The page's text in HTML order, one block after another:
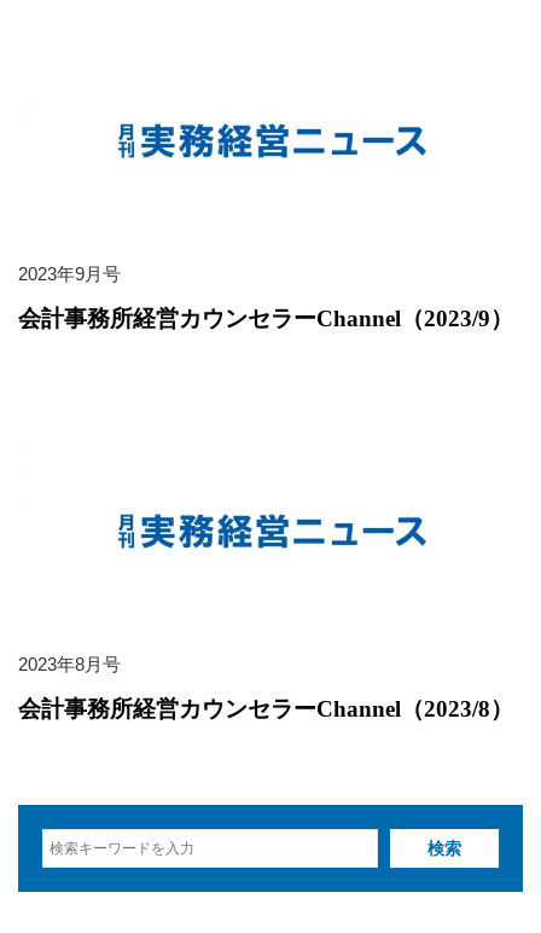
2023年9月号
会計事務所経営カウンセラーChannel（2023/9）
2023年8月号
会計事務所経営カウンセラーChannel（2023/8）